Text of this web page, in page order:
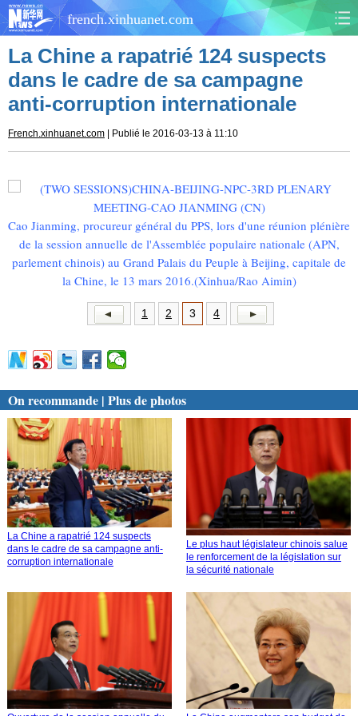
french.xinhuanet.com
CHINE MONDE
AFRIQUE ÉCONOMIE
CULTURE
SCI&TECH PLANÈTE
TOURISME DOCUMENTS
DOSSIERS PHOTOS
La Chine a rapatrié 124 suspects
dans le cadre de sa campagne
anti-corruption internationale
French.xinhuanet.com | Publié le 2016-03-13 à 11:10
Cao Jianming, procureur général du PPS, lors d'une réunion plénière
de la session annuelle de l'Assemblée populaire nationale (APN,
parlement chinois) au Grand Palais du Peuple à Beijing, capitale de
la Chine, le 13 mars 2016.(Xinhua/Rao Aimin)
1 2 3 4
On recommande | Plus de photos
La Chine a rapatrié 124 suspects
dans le cadre de sa campagne anti-
corruption internationale
Le plus haut législateur chinois salue
le renforcement de la législation sur
la sécurité nationale